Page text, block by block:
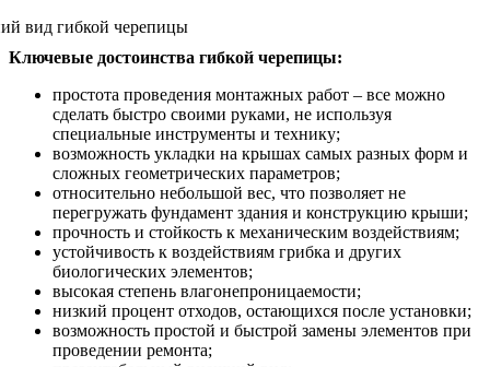
Ключевые достоинства гибкой черепицы:
простота проведения монтажных работ – все можно
сделать быстро своими руками, не используя
специальные инструменты и технику;
возможность укладки на крышах самых разных форм и
сложных геометрических параметров;
относительно небольшой вес, что позволяет не
перегружать фундамент здания и конструкцию крыши;
прочность и стойкость к механическим воздействиям;
устойчивость к воздействиям грибка и других
биологических элементов;
высокая степень влагонепроницаемости;
низкий процент отходов, остающихся после установки;
возможность простой и быстрой замены элементов при
проведении ремонта;